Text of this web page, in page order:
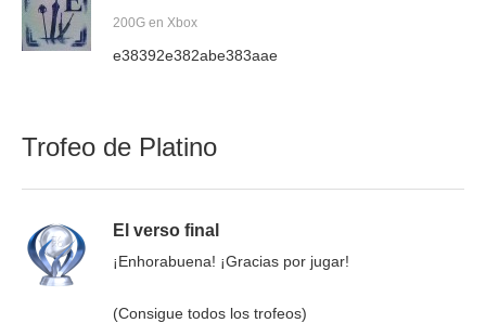
200G en Xbox
e38392e382abe383aae
Trofeo de Platino
El verso final
¡Enhorabuena! ¡Gracias por jugar!
(Consigue todos los trofeos)